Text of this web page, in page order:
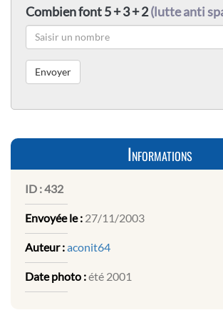
Combien font 5 + 3 + 2(lutte anti
Informations
ID :432
Envoyée le : 27/11/2003
Auteur :aconit64
Date photo :été 2001